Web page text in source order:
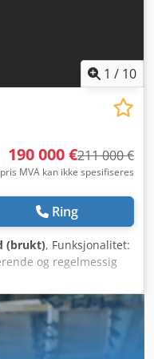
1 / 10
190 000 €211 000 €
MVA kan ikke spesifiseres
Ring
(brukt), Funksjonalitet:
og regelmessig
til salgs. En
av PVC-vinduer.
for bearbeiding og
EUR • Sveise- og
= 62 000 EUR •